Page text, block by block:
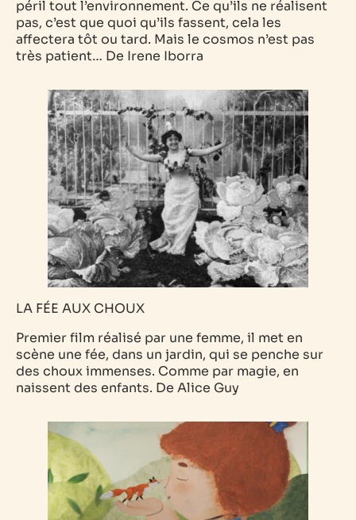
péril tout l’environnement. Ce qu’ils ne réalisent
pas, c’est que quoi qu’ils fassent, cela les
affectera tôt ou tard. Mais le cosmos n’est pas
très patient… De Irene Iborra
LA FÉE AUX CHOUX
Premier film réalisé par une femme, il met en
scène une fée, dans un jardin, qui se penche sur
des choux immenses. Comme par magie, en
naissent des enfants. De Alice Guy